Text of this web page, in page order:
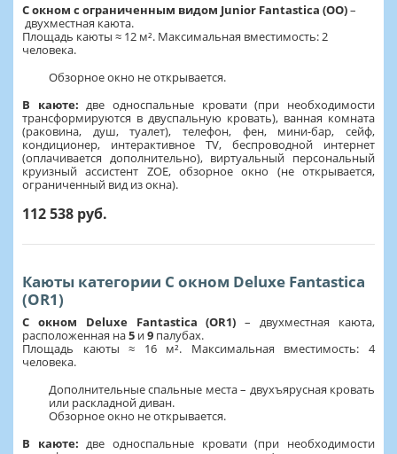
C окном с ограниченным видом Junior Fantastica (OO)–
двухместная каюта.
Площадь каюты ≈ 12 м². Максимальная вместимость: 2
человека.
Обзорное окно не открывается.
В каюте: две односпальные кровати (при необходимости
трансформируются в двуспальную кровать), ванная комната
(раковина, душ, туалет), телефон, фен, мини-бар, сейф,
кондиционер, интерактивное TV, беспроводной интернет
(оплачивается дополнительно), виртуальный персональный
круизный ассистент ZOE, обзорное окно (не открывается,
ограниченный вид из окна).
112 538 руб.
Каюты категории С окном Deluxe Fantastica
(OR1)
С окном Deluxe Fantastica (OR1)– двухместная каюта,
расположенная на5 и9 палубах.
Площадь каюты ≈ 16 м². Максимальная вместимость: 4
человека.
Дополнительные спальные места – двухъярусная кровать
или раскладной диван.
Обзорное окно не открывается.
В каюте: две односпальные кровати (при необходимости